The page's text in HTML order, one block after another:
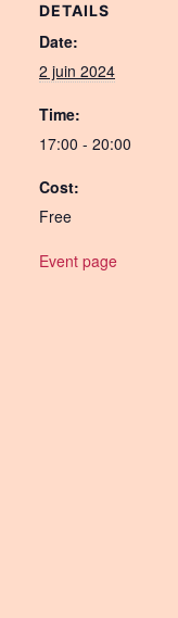
DETAILS
Date:
2 juin 2024
Time:
17:00 - 20:00
Cost:
Free
Event page